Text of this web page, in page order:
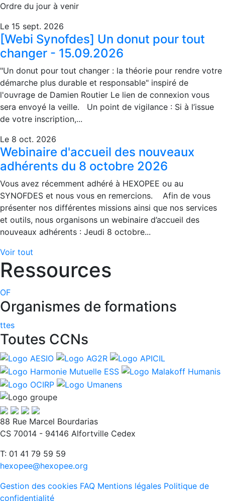
Ordre du jour à venir
Le 15 sept. 2026
[Webi Synofdes] Un donut pour tout
changer - 15.09.2026
"Un donut pour tout changer : la théorie pour rendre votre
démarche plus durable et responsable" inspiré de
l'ouvrage de Damien Routier Le lien de connexion vous
sera envoyé la veille. Un point de vigilance : Si à l’issue
de votre inscription,...
Le 8 oct. 2026
Webinaire d'accueil des nouveaux
adhérents du 8 octobre 2026
Vous avez récemment adhéré à HEXOPEE ou au
SYNOFDES et nous vous en remercions. Afin de vous
présenter nos différentes missions ainsi que nos services
et outils, nous organisons un webinaire d’accueil des
nouveaux adhérents : Jeudi 8 octobre...
Voir tout
Ressources
OF
Organismes de formations
ttes
Toutes CCNs
88 Rue Marcel Bourdarias
CS 70014 - 94146 Alfortville Cedex
T: 01 41 79 59 59
hexopee@hexopee.org
Gestion des cookies FAQ Mentions légales Politique de
confidentialité